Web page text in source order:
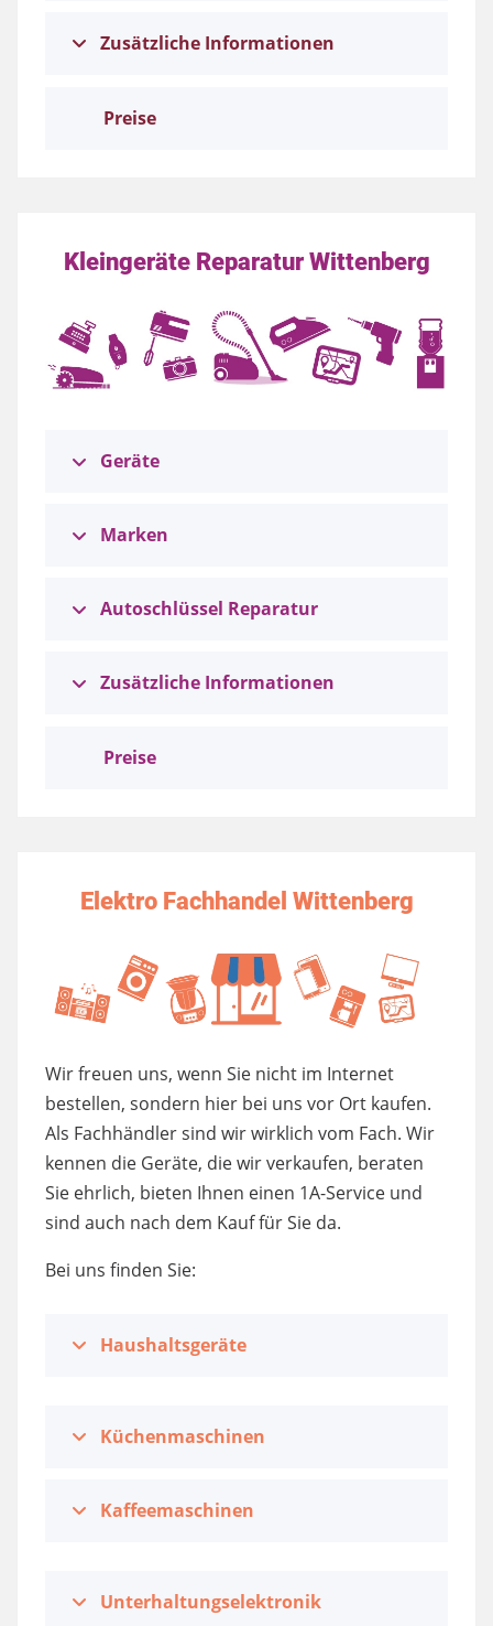
Zusätzliche Informationen
Preise
Kleingeräte Reparatur Wittenberg
Geräte
Marken
Autoschlüssel Reparatur
Zusätzliche Informationen
Preise
Elektro Fachhandel Wittenberg
Wir freuen uns, wenn Sie nicht im Internet
bestellen, sondern hier bei uns vor Ort kaufen.
Als Fachhändler sind wir wirklich vom Fach. Wir
kennen die Geräte, die wir verkaufen, beraten
Sie ehrlich, bieten Ihnen einen 1A-Service und
sind auch nach dem Kauf für Sie da.
Bei uns finden Sie:
Haushaltsgeräte
Küchenmaschinen
Kaffeemaschinen
Unterhaltungselektronik